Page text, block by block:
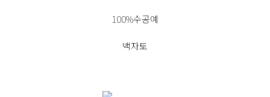
100%수공예
백자토